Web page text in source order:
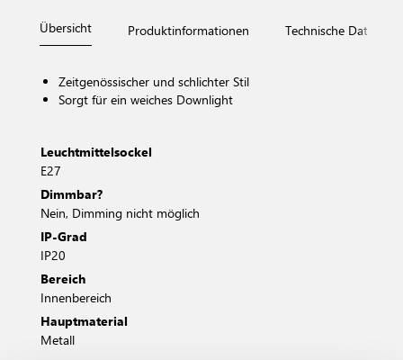
Übersicht Produktinformationen Technische Daten
Zeitgenössischer und schlichter Stil
Sorgt für ein weiches Downlight
Leuchtmittelsockel
E27
Dimmbar?
Nein, Dimming nicht möglich
IP-Grad
IP20
Bereich
Innenbereich
Hauptmaterial
Metall